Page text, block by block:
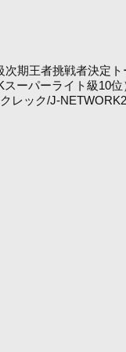
期王者挑戦者決定
ーパーライト級10位
レック/J-